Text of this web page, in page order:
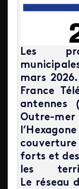
Les
mars
France
antennes
forts et
les
Le réseau